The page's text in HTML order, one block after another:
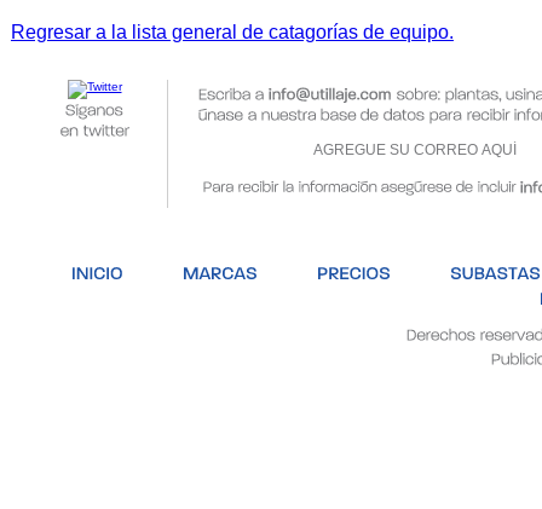
Regresar a la lista general de catagorías de equipo.